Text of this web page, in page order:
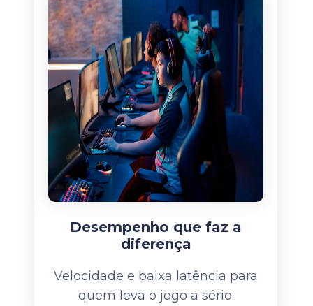
Desempenho que faz a
diferença
Velocidade e baixa latência para
quem leva o jogo a sério.